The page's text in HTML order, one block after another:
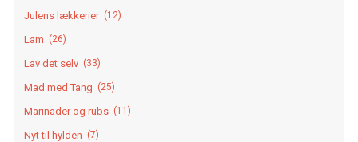
Julens lækkerier (12)
Lam (26)
Lav det selv (33)
Mad med Tang (25)
Marinader og rubs (11)
Nyt til hylden (7)